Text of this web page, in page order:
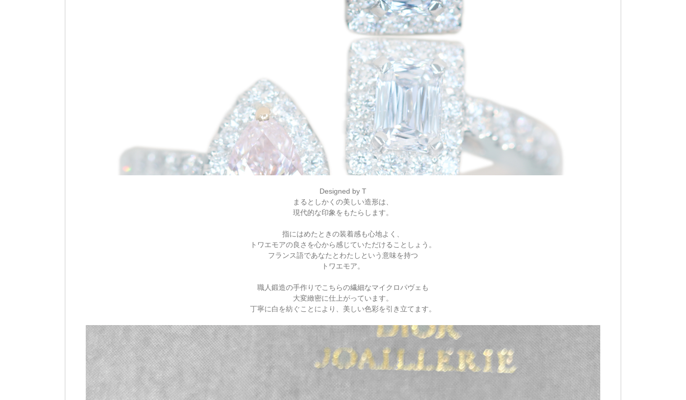
Designed by T
まるとしかくの美しい造形は、
現代的な印象をもたらします。
指にはめたときの装着感も心地よく、
トワエモアの良さを心から感じていただけることしょう。
フランス語であなたとわたしという意味を持つ
トワエモア。
職人鍛造の手作りでこちらの繊細なマイクロパヴェも
大変緻密に仕上がっています。
丁寧に白を紡ぐことにより、美しい色彩を引き立てます。